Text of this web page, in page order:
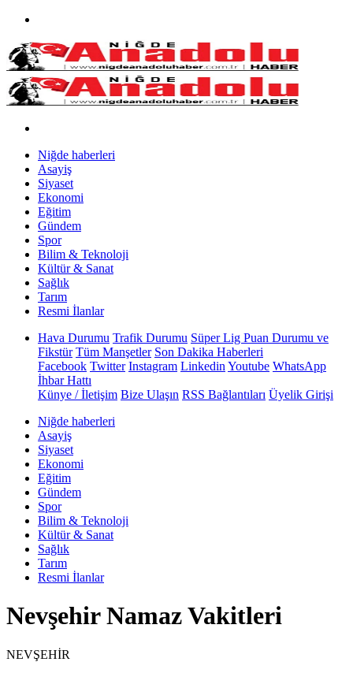
Niğde haberleri
Asayiş
Siyaset
Ekonomi
Eğitim
Gündem
Spor
Bilim & Teknoloji
Kültür & Sanat
Sağlık
Tarım
Resmi İlanlar
Hava Durumu Trafik Durumu Süper Lig Puan Durumu ve
Fikstür Tüm Manşetler Son Dakika Haberleri
Facebook Twitter Instagram Linkedin Youtube WhatsApp
İhbar Hattı
Künye / İletişim Bize Ulaşın RSS Bağlantıları Üyelik Girişi
Niğde haberleri
Asayiş
Siyaset
Ekonomi
Eğitim
Gündem
Spor
Bilim & Teknoloji
Kültür & Sanat
Sağlık
Tarım
Resmi İlanlar
Nevşehir Namaz Vakitleri
NEVŞEHİR